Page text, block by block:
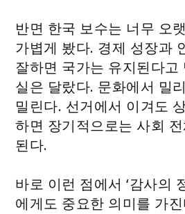
반면 한국 보수는 너무 오
가볍게 봤다. 경제 성장과
잘하면 국가는 유지된다고
실은 달랐다. 문화에서 밀
밀린다. 선거에서 이겨도
하면 장기적으로는 사회
된다.
바로 이런 점에서 ‘감사의
에게도 중요한 의미를 가